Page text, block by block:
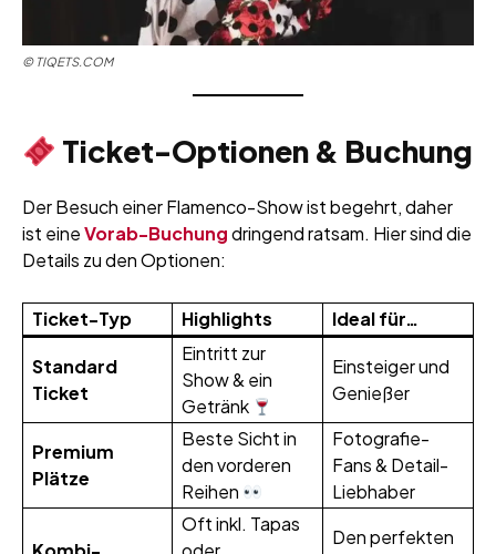
©TIQETS.COM
Ticket-Optionen & Buchung
Der Besuch einer Flamenco-Show ist begehrt, daher
ist eineVorab-Buchungdringend ratsam. Hier sind die
Details zu den Optionen:
Ticket-Typ Highlights Ideal für…
Standard
Ticket
Eintritt zur
Show & ein
Getränk
Einsteiger und
Genießer
Premium
Plätze
Beste Sicht in
den vorderen
Reihen
Fotografie-
Fans & Detail-
Liebhaber
Oft inkl. Tapas
Den perfekten